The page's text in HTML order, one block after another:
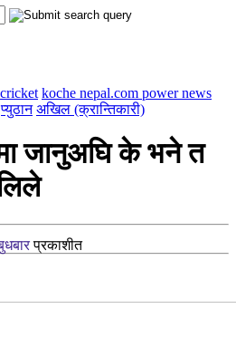
cricket koche nepal.com power news
प्युठान अखिल (क्रान्तिकारी)
जानुअघि के भने त
प्रकाशीत